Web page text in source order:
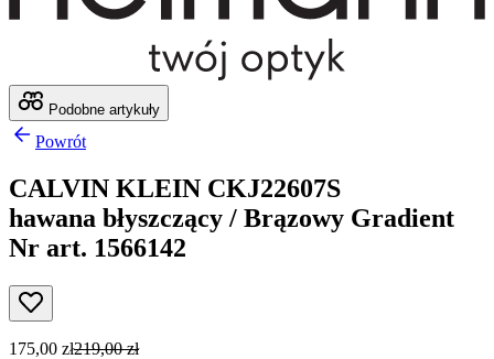
Podobne artykuły
Powrót
CALVIN KLEIN CKJ22607S
hawana błyszczący / Brązowy Gradient
Nr art. 1566142
175,00 zł219,00 zł